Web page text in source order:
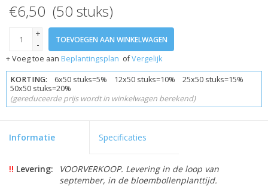
€6,50 (50 stuks)
+
-
TOEVOEGEN AAN WINKELWAGEN
+ Voeg toe aan Beplantingsplan ofVergelijk
KORTING: 6x50 stuks=5% 12x50 stuks=10% 25x50 stuks=15%
50x50 stuks=20%
(gereduceerde prijs wordt in winkelwagen berekend)
Informatie Specificaties
!! Levering:
VOORVERKOOP. Levering in de loop van
september, in de bloembollenplanttijd.